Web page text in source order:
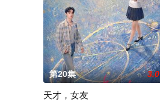
第20集 3.0
天才，女友